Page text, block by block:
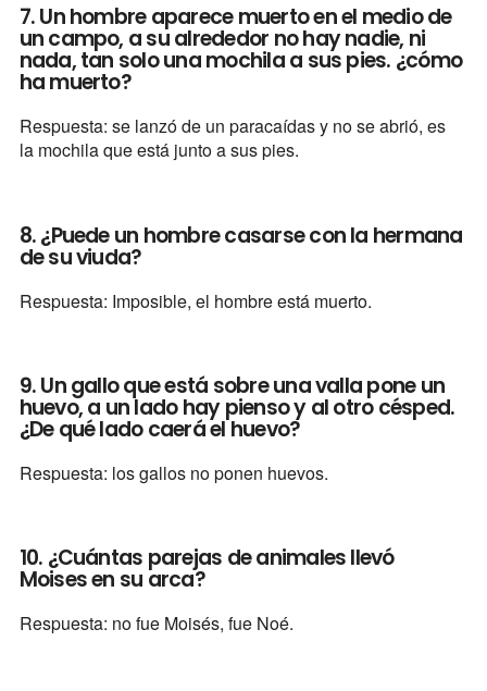
7. Un hombre aparece muerto en el medio de
un campo, a su alrededor no hay nadie, ni
nada, tan solo una mochila a sus pies. ¿cómo
ha muerto?
Respuesta: se lanzó de un paracaídas y no se abrió, es
la mochila que está junto a sus pies.
8. ¿Puede un hombre casarse con la hermana
de su viuda?
Respuesta: Imposible, el hombre está muerto.
9. Un gallo que está sobre una valla pone un
huevo, a un lado hay pienso y al otro césped.
¿De qué lado caerá el huevo?
Respuesta: los gallos no ponen huevos.
10. ¿Cuántas parejas de animales llevó
Moises en su arca?
Respuesta: no fue Moisés, fue Noé.